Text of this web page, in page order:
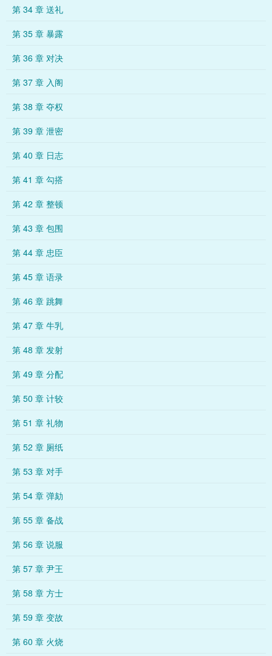
第 34 章 送礼
第 35 章 暴露
第 36 章 对决
第 37 章 入阁
第 38 章 夺权
第 39 章 泄密
第 40 章 日志
第 41 章 勾搭
第 42 章 整顿
第 43 章 包围
第 44 章 忠臣
第 45 章 语录
第 46 章 跳舞
第 47 章 牛乳
第 48 章 发射
第 49 章 分配
第 50 章 计较
第 51 章 礼物
第 52 章 厕纸
第 53 章 对手
第 54 章 弹劾
第 55 章 备战
第 56 章 说服
第 57 章 尹王
第 58 章 方士
第 59 章 变故
第 60 章 火烧